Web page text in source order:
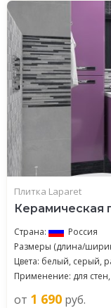
Плитка Laparet
Керамическая
Страна:
Россия
Размеры (длина/
Цвета: белый, серый,
Применение: для
от 1 690 руб.